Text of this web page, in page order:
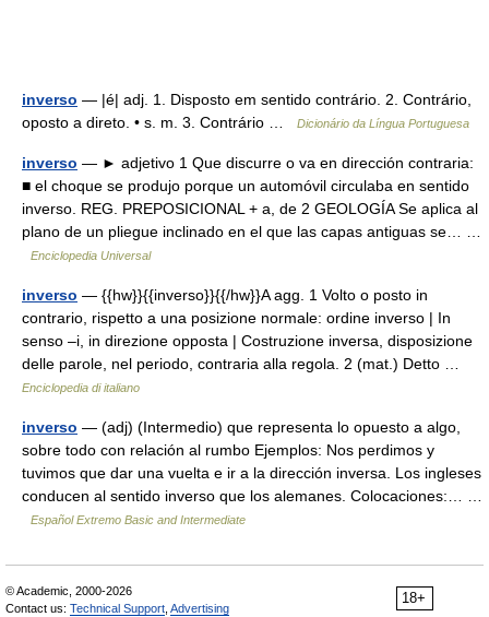
inverso — |é| adj. 1. Disposto em sentido contrário. 2. Contrário,
oposto a direto. • s. m. 3. Contrário …
Dicionário da Língua Portuguesa
inverso — ► adjetivo 1 Que discurre o va en dirección contraria:
■ el choque se produjo porque un automóvil circulaba en sentido
inverso. REG. PREPOSICIONAL + a, de 2 GEOLOGÍA Se aplica al
plano de un pliegue inclinado en el que las capas antiguas se… …
Enciclopedia Universal
inverso — {{hw}}{{inverso}}{{/hw}}A agg. 1 Volto o posto in
contrario, rispetto a una posizione normale: ordine inverso | In
senso –i, in direzione opposta | Costruzione inversa, disposizione
delle parole, nel periodo, contraria alla regola. 2 (mat.) Detto …
Enciclopedia di italiano
inverso — (adj) (Intermedio) que representa lo opuesto a algo,
sobre todo con relación al rumbo Ejemplos: Nos perdimos y
tuvimos que dar una vuelta e ir a la dirección inversa. Los ingleses
conducen al sentido inverso que los alemanes. Colocaciones:… …
Español Extremo Basic and Intermediate
18+
© Academic, 2000-2026
Contact us: Technical Support Advertising